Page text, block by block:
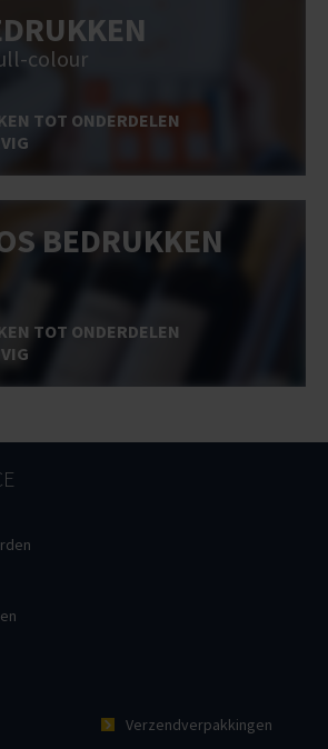
colour
TOT ONDERDELEN
BEDRUKKEN
TOT ONDERDELEN
Verzendverpakkingen